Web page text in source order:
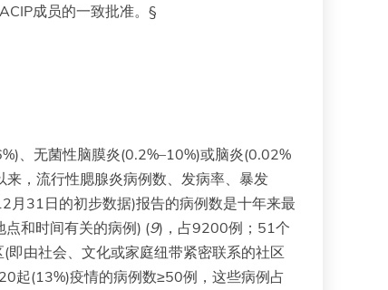
成员的一致批准。§
、无菌性脑膜炎(0.2%–10%)或脑炎(0.02%
，流行性腮腺炎病例数、发病率、暴发
31日的初步数据)报告的病例数是十年来最
和时间有关的病例) (9)，占9200例；51个
由社会、文化或家庭纽带紧密联系的社区
起(13%)疫情的病例数≥50例，这些病例占